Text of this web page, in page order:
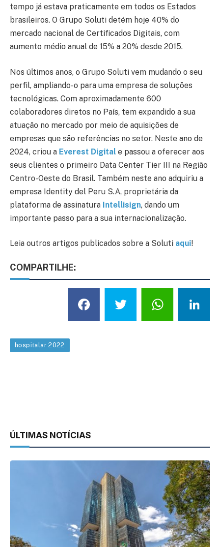
tempo já estava praticamente em todos os Estados
brasileiros. O Grupo Soluti detém hoje 40% do
mercado nacional de Certificados Digitais, com
aumento médio anual de 15% a 20% desde 2015.
Nos últimos anos, o Grupo Soluti vem mudando o seu
perfil, ampliando-o para uma empresa de soluções
tecnológicas. Com aproximadamente 600
colaboradores diretos no País, tem expandido a sua
atuação no mercado por meio de aquisições de
empresas que são referências no setor. Neste ano de
2024, criou a Everest Digital e passou a oferecer aos
seus clientes o primeiro Data Center Tier III na Região
Centro-Oeste do Brasil. Também neste ano adquiriu a
empresa Identity del Peru S.A, proprietária da
plataforma de assinatura Intellisign, dando um
importante passo para a sua internacionalização.
Leia outros artigos publicados sobre a Soluti aqui!
COMPARTILHE:
Facebook
Twitter
hospitalar 2022
ÚLTIMAS NOTÍCIAS